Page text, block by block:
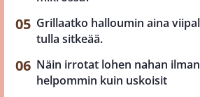
Grillaatko halloumin aina
tulla sitkeää.
Näin irrotat lohen nahan
helpommin kuin uskoisit